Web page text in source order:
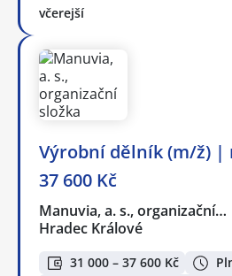
včerejší
Výrobní dělník (m/ž) |
37 600 Kč
Manuvia, a. s., organizační…
Hradec Králové
31 000 – 37 600 Kč